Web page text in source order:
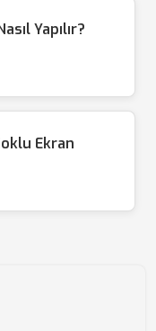
Yapılır?
Ekran